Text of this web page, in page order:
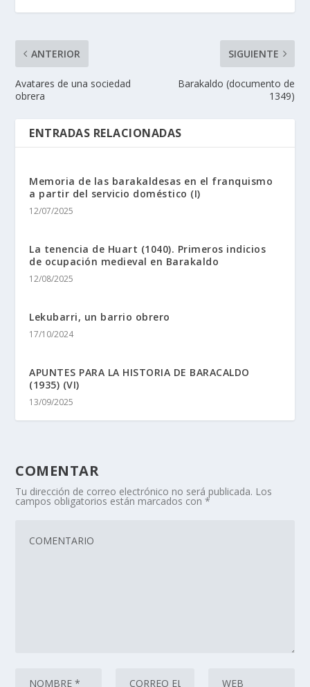
ANTERIOR
Avatares de una sociedad
obrera
SIGUIENTE
Barakaldo (documento de
1349)
ENTRADAS RELACIONADAS
Memoria de las barakaldesas en el franquismo
a partir del servicio doméstico (I)
12/07/2025
La tenencia de Huart (1040). Primeros indicios
de ocupación medieval en Barakaldo
12/08/2025
Lekubarri, un barrio obrero
17/10/2024
APUNTES PARA LA HISTORIA DE BARACALDO
(1935) (VI)
13/09/2025
COMENTAR
Tu dirección de correo electrónico no será publicada. Los
campos obligatorios están marcados con*